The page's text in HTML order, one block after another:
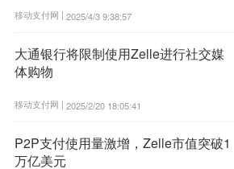
移动支付网 | 2025/4/3 9:38:57
大通银行将限制使用Zelle进行社交媒
体购物
移动支付网 | 2025/2/20 18:05:41
P2P支付使用量激增，Zelle市值突破1
万亿美元